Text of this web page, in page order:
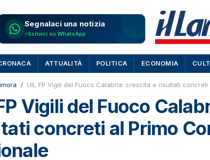
Segnalaci una notizia
Scrivici su WhatsApp
ATTUALITÀ POLITICA ECONOMIA
UIL FP Vigili del Fuoco Calabria: crescita e risultati
Vigili del Fuoco
concreti al Primo